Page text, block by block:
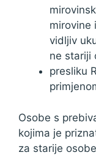
mirovine
vidljiv
ne stariji
presliku
Osobe s
kojima je
za starije